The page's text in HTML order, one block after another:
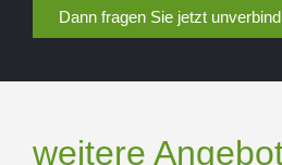
Dann fragen Sie jetzt
weitere